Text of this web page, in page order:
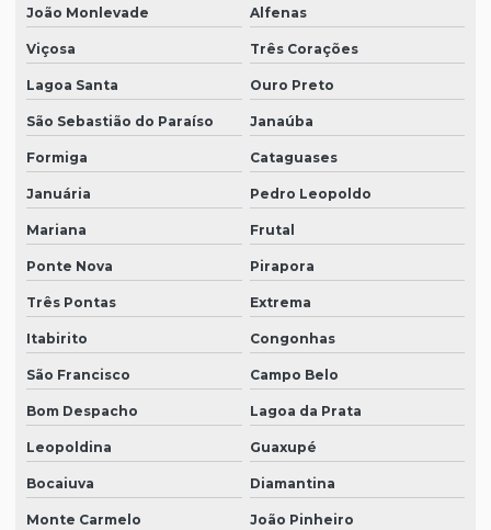
João Monlevade Alfenas
Viçosa Três Corações
Lagoa Santa Ouro Preto
São Sebastião do Paraíso Janaúba
Formiga Cataguases
Januária Pedro Leopoldo
Mariana Frutal
Ponte Nova Pirapora
Três Pontas Extrema
Itabirito Congonhas
São Francisco Campo Belo
Bom Despacho Lagoa da Prata
Leopoldina Guaxupé
Bocaiuva Diamantina
Monte Carmelo João Pinheiro